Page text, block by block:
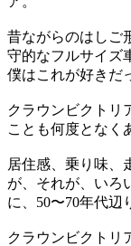
昔ながらのはしご
守的なフルサイズ
僕はこれが好きだ
クラウンビクトリ
ことも何度となく
居住感、乗り味、
が、それが、いろ
に、50〜70年代辺
クラウンビクトリ